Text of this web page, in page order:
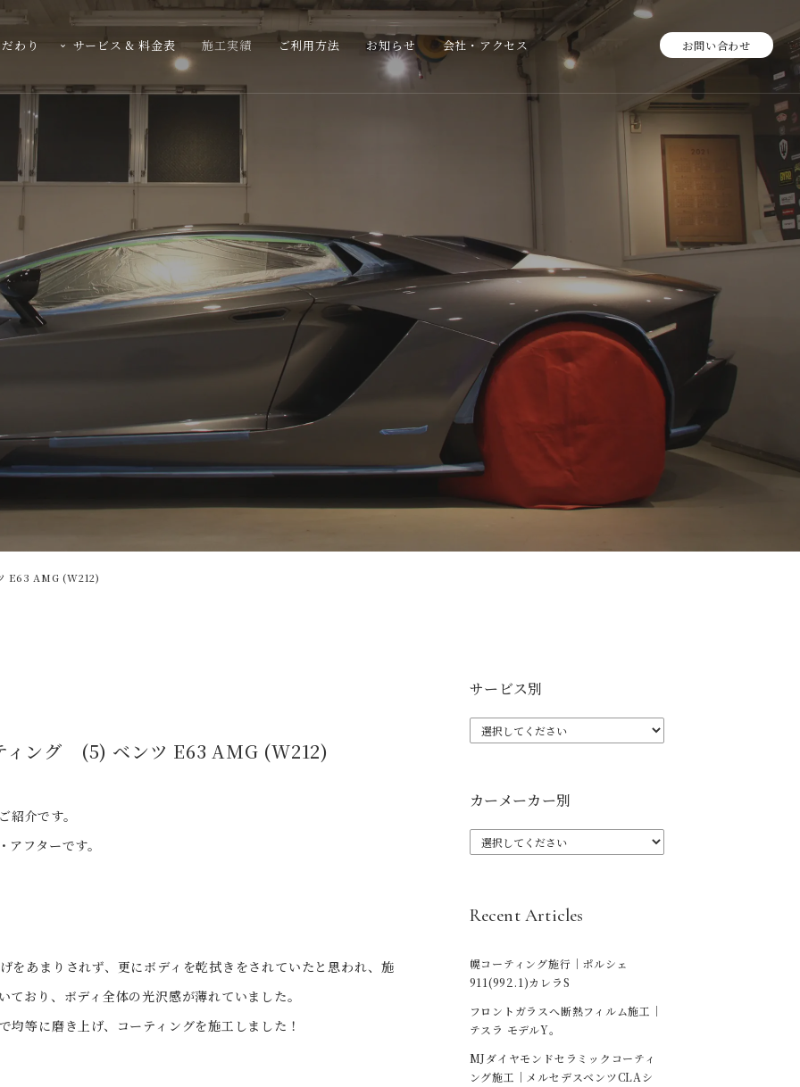
わり サービス & 料金表 施工実績 ご利用方法 お知らせ 会社・アクセス お問い合わせ
E63 AMG (W212)
ィング (5) ベンツ E63 AMG (W212)
介です。
フターです。
をあまりされず、更にボディを乾拭きをされていたと思われ、施
おり、ボディ全体の光沢感が薄れていました。
等に磨き上げ、コーティングを施工しました！
サービス別
カーメーカー別
Recent Articles
幌コーティング施行｜ポルシェ
911(992.1)カレラS
フロントガラスへ断熱フィルム施工｜
テスラ モデルY。
MJダイヤモンドセラミックコーティ
ング施工｜メルセデスベンツCLAシ